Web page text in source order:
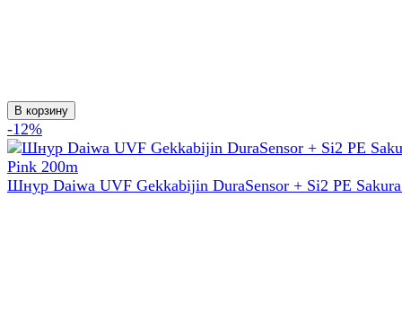
В корзину
-12%
Шнур Daiwa UVF Gekkabijin DuraSensor + Si2 PE